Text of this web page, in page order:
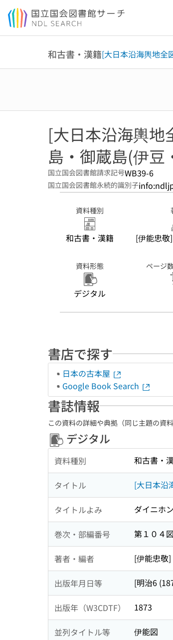
本文へ移動
和古書・漢籍[大日本沿海輿地全
[大日本沿海輿
島・御蔵島(伊豆
国立国会図書館請求記号WB39-6
国立国会図書館永続的識別子
資料種別
和古書・漢籍 [伊能忠敬
資料形態
デジタル
ページ
書店で探す
日本の古本屋
Google Book Search
書誌情報
この資料の詳細や典拠（同じ主題の資
デジタル
資料種別 和古書・
タイトル [大日本沿
タイトルよみ ダイニホ
巻次・部編番号 第１０４
著者・編者 [伊能忠敬
出版年月日等 [明治6
出版年（W3CDTF） 1873
並列タイトル等 伊能図